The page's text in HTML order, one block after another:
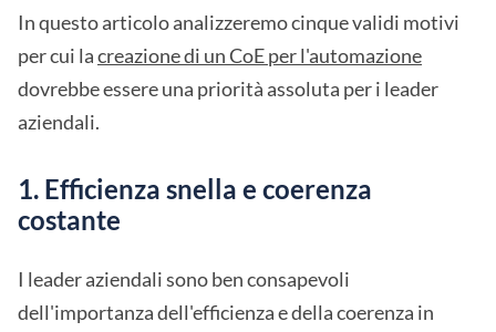
In questo articolo analizzeremo cinque validi motivi
per cui lacreazione di un CoE per l'automazione
dovrebbe essere una priorità assoluta per i leader
aziendali.
1. Efficienza snella e coerenza
costante
I leader aziendali sono ben consapevoli
dell'importanza dell'efficienza e della coerenza in